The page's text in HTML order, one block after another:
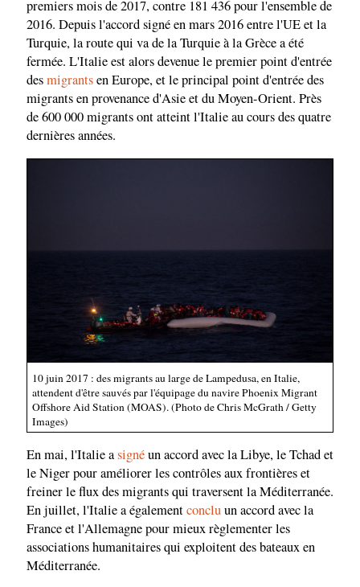
premiers mois de 2017, contre 181 436 pour l'ensemble de
2016. Depuis l'accord signé en mars 2016 entre l'UE et la
Turquie, la route qui va de la Turquie à la Grèce a été
fermée. L'Italie est alors devenue le premier point d'entrée
desmigrantsen Europe, et le principal point d'entrée des
migrants en provenance d'Asie et du Moyen-Orient. Près
de 600 000 migrants ont atteint l'Italie au cours des quatre
dernières années.
10 juin 2017 : des migrants au large de Lampedusa, en Italie,
attendent d'être sauvés par l'équipage du navire Phoenix Migrant
Offshore Aid Station (MOAS). (Photo de Chris McGrath / Getty
Images)
En mai, l'Italie asignéun accord avec la Libye, le Tchad et
le Niger pour améliorer les contrôles aux frontières et
freiner le flux des migrants qui traversent la Méditerranée.
En juillet, l'Italie a égalementconcluun accord avec la
France et l'Allemagne pour mieux règlementer les
associations humanitaires qui exploitent des bateaux en
Méditerranée.